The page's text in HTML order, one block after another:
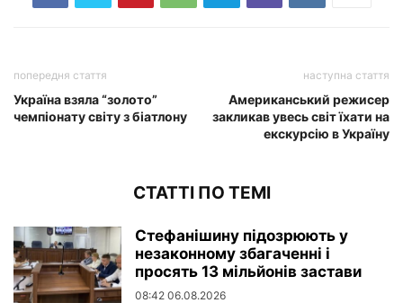
попередня стаття
Україна взяла “золото”
чемпіонату світу з біатлону
наступна стаття
Американський режисер
закликав увесь світ їхати на
екскурсію в Україну
СТАТТІ ПО ТЕМІ
Стефанішину підозрюють у
незаконному збагаченні і
просять 13 мільйонів застави
08:42 06.08.2026